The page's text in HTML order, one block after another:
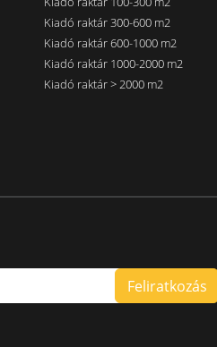
Kiadó raktár 300-600 m2
Kiadó raktár 600-1000 m2
Kiadó raktár 1000-2000 m2
Kiadó raktár > 2000 m2